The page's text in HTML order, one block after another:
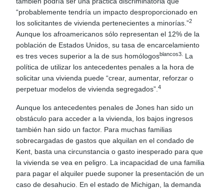
“probablemente tendría un impacto desproporcionado en
los solicitantes de vivienda pertenecientes a minorías.”2
Aunque los afroamericanos sólo representan el 12% de la
población de Estados Unidos, su tasa de encarcelamiento
es tres veces superior a la de sus homólogosblancos3.
La
política de utilizar los antecedentes penales a la hora de
solicitar una vivienda puede “crear, aumentar, reforzar o
perpetuar modelos de vivienda segregados”.4
Aunque los antecedentes penales de Jones han sido un
obstáculo para acceder a la vivienda, los bajos ingresos
también han sido un factor. Para muchas familias
sobrecargadas de gastos que alquilan en el condado de
Kent, basta una circunstancia o gasto inesperado para que
la vivienda se vea en peligro. La incapacidad de una familia
para pagar el alquiler puede suponer la presentación de un
caso de desahucio. En el estado de Michigan, la demanda